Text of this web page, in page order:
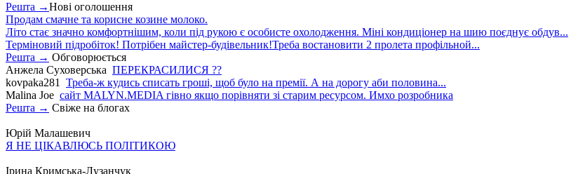
Решта →Нові оголошення
Продам смачне та корисне козине молоко.
Літо стає значно комфортнішим, коли під рукою є особисте охолодження. Міні кондиціонер на шию поєднує обдув...
Терміновий підробіток! Потрібен майстер-будівельник!Треба востановити 2 пролета профільной...
Решта → Обговорюється
Анжела Суховерська ПЕРЕКРАСИЛИСЯ ??
kovpaka281
Треба-ж кудись списать гроші, щоб було на премії. А на дорогу аби половина...
Malina Joe сайт MALYN.MEDIA гiвно якщо порiвняти зi старим ресурсом. Имхо розробника
Решта → Свіже на блогах
Юрій Малашевич
Я НЕ ЦІКАВЛЮСЬ ПОЛІТИКОЮ
Ірина Кримська-Лузанчук